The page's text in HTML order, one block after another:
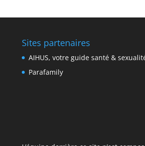
Sites partenaires
AIHUS, votre guide santé &
Parafamily